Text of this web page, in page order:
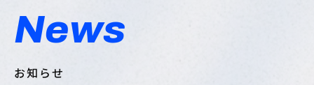
News
お知らせ